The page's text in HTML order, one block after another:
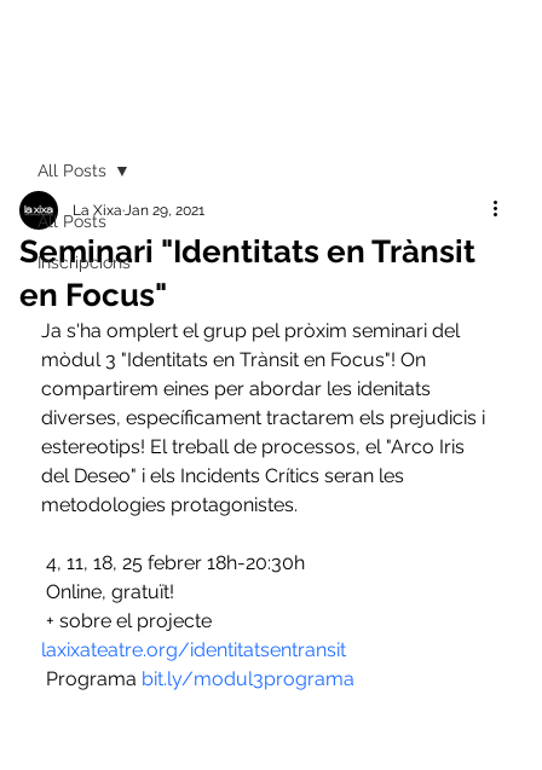
All Posts
Inscripcions
All Posts
Seminari "Identitats en Trànsit
en Focus"
La XixaJan 29, 2021
Ja s'ha omplert el grup pel pròxim seminari del
mòdul 3 "Identitats en Trànsit en Focus"! On
compartirem eines per abordar les idenitats
diverses, específicament tractarem els prejudicis i
estereotips! El treball de processos, el "Arco Iris
del Deseo" i els Incidents Crítics seran les
metodologies protagonistes.
4, 11, 18, 25 febrer 18h-20:30h
Online, gratuït!
+ sobre el projecte
laxixateatre.org/identitatsentransit
Programa bit.ly/modul3programa